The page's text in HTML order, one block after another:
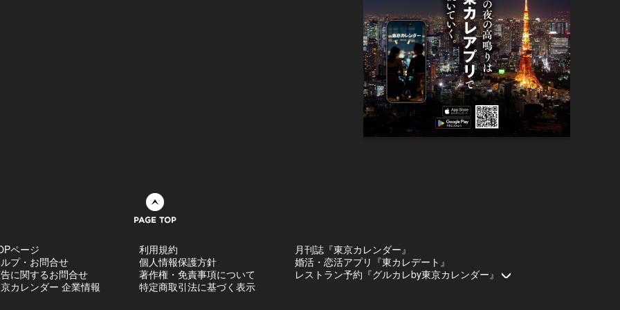
ページ
プ・お問合せ
に関するお問合せ
カレンダー 企業情報
利用規約
個人情報保護方針
著作権・免責事項について
特定商取引法に基づく表示
月刊誌『東京カレンダー』
婚活・恋活アプリ『東カレデート』
レストラン予約『グルカレby東京カレンダー』